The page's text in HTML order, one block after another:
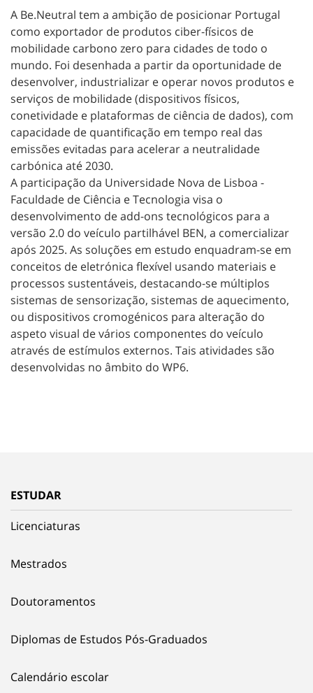
A Be.Neutral tem a ambição de posicionar Portugal
como exportador de produtos ciber-físicos de
mobilidade carbono zero para cidades de todo o
mundo. Foi desenhada a partir da oportunidade de
desenvolver, industrializar e operar novos produtos e
serviços de mobilidade (dispositivos físicos,
conetividade e plataformas de ciência de dados), com
capacidade de quantificação em tempo real das
emissões evitadas para acelerar a neutralidade
carbónica até 2030.
A participação da Universidade Nova de Lisboa -
Faculdade de Ciência e Tecnologia visa o
desenvolvimento de add-ons tecnológicos para a
versão 2.0 do veículo partilhável BEN, a comercializar
após 2025. As soluções em estudo enquadram-se em
conceitos de eletrónica flexível usando materiais e
processos sustentáveis, destacando-se múltiplos
sistemas de sensorização, sistemas de aquecimento,
ou dispositivos cromogénicos para alteração do
aspeto visual de vários componentes do veículo
através de estímulos externos. Tais atividades são
desenvolvidas no âmbito do WP6.
ESTUDAR
Licenciaturas
Mestrados
Doutoramentos
Diplomas de Estudos Pós-Graduados
Calendário escolar